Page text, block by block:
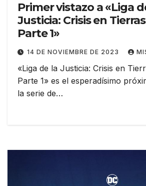
Primer vistazo a «Liga
Justicia: Crisis en
Parte 1»
14 DE NOVIEMBRE DE 2023
«Liga de la Justicia: Crisis en
Parte 1» es el esperadísimo
la serie de…